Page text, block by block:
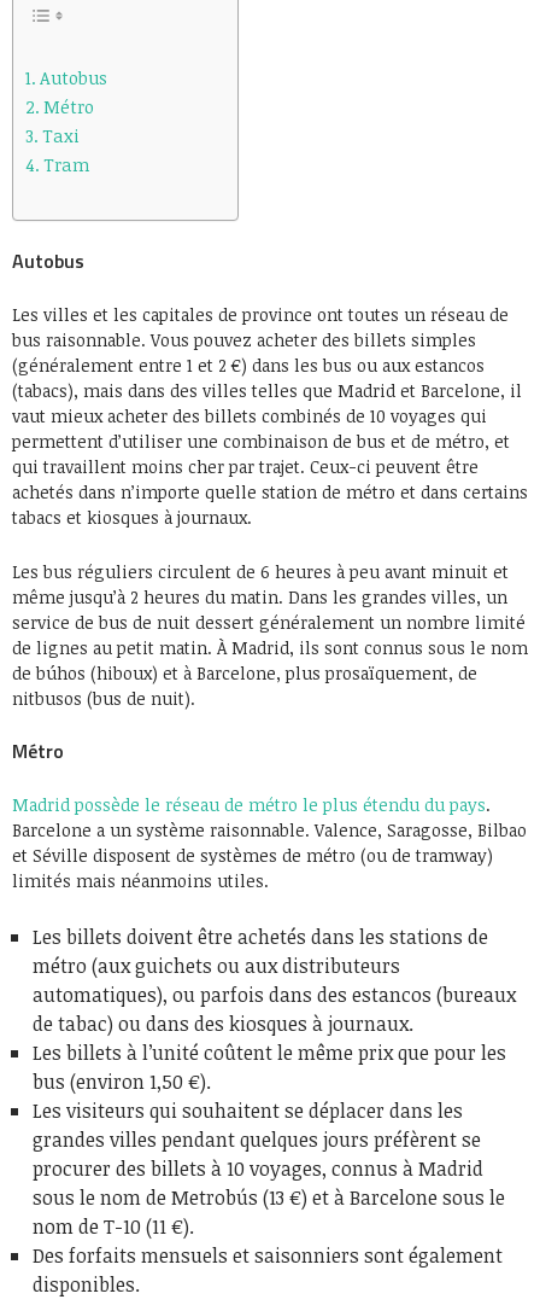
Autobus
Métro
Taxi
Tram
Autobus
Les villes et les capitales de province ont toutes un réseau de
bus raisonnable. Vous pouvez acheter des billets simples
(généralement entre 1 et 2 €) dans les bus ou aux estancos
(tabacs), mais dans des villes telles que Madrid et Barcelone, il
vaut mieux acheter des billets combinés de 10 voyages qui
permettent d’utiliser une combinaison de bus et de métro, et
qui travaillent moins cher par trajet. Ceux-ci peuvent être
achetés dans n’importe quelle station de métro et dans certains
tabacs et kiosques à journaux.
Les bus réguliers circulent de 6 heures à peu avant minuit et
même jusqu’à 2 heures du matin. Dans les grandes villes, un
service de bus de nuit dessert généralement un nombre limité
de lignes au petit matin. À Madrid, ils sont connus sous le nom
de búhos (hiboux) et à Barcelone, plus prosaïquement, de
nitbusos (bus de nuit).
Métro
Madrid possède le réseau de métro le plus étendu du pays.
Barcelone a un système raisonnable. Valence, Saragosse, Bilbao
et Séville disposent de systèmes de métro (ou de tramway)
limités mais néanmoins utiles.
Les billets doivent être achetés dans les stations de
métro (aux guichets ou aux distributeurs
automatiques), ou parfois dans des estancos (bureaux
de tabac) ou dans des kiosques à journaux.
Les billets à l’unité coûtent le même prix que pour les
bus (environ 1,50 €).
Les visiteurs qui souhaitent se déplacer dans les
grandes villes pendant quelques jours préfèrent se
procurer des billets à 10 voyages, connus à Madrid
sous le nom de Metrobús (13 €) et à Barcelone sous le
nom de T-10 (11 €).
Des forfaits mensuels et saisonniers sont également
disponibles.